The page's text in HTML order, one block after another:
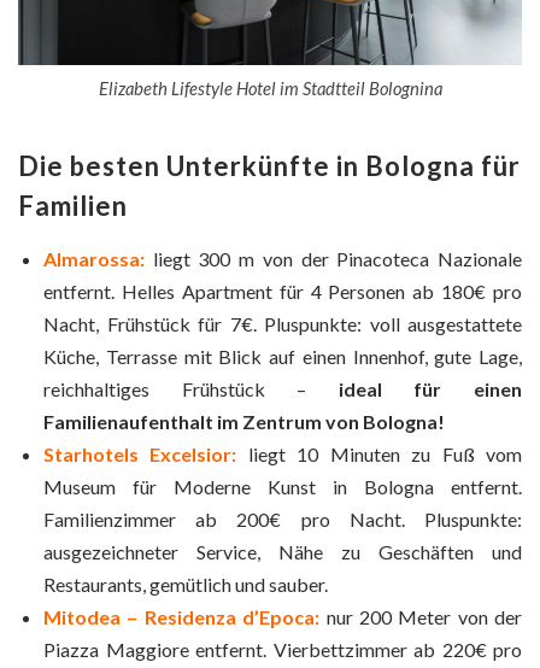
Elizabeth Lifestyle Hotel im Stadtteil Bolognina
Die besten Unterkünfte in Bologna für
Familien
Almarossa: liegt 300 m von der Pinacoteca Nazionale
entfernt. Helles Apartment für 4 Personen ab 180€ pro
Nacht, Frühstück für 7€. Pluspunkte: voll ausgestattete
Küche, Terrasse mit Blick auf einen Innenhof, gute Lage,
reichhaltiges Frühstück – ideal für einen
Familienaufenthalt im Zentrum von Bologna!
Starhotels Excelsior: liegt 10 Minuten zu Fuß vom
Museum für Moderne Kunst in Bologna entfernt.
Familienzimmer ab 200€ pro Nacht. Pluspunkte:
ausgezeichneter Service, Nähe zu Geschäften und
Restaurants, gemütlich und sauber.
Mitodea – Residenza d’Epoca: nur 200 Meter von der
Piazza Maggiore entfernt. Vierbettzimmer ab 220€ pro